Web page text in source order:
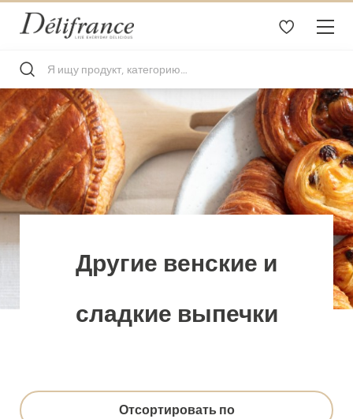
Другие венские и
сладкие выпечки
Отсортировать по